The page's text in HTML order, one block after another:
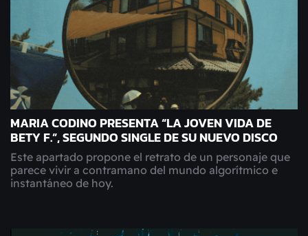
MARIA CODINO PRESENTA “LA JOVEN VIDA DE
BETY F.”, SEGUNDO SINGLE DE SU NUEVO DISCO
Este apartado propone el retrato de un personaje que
parece vivir a contramano del mundo algorítmico e
instantáneo de hoy.